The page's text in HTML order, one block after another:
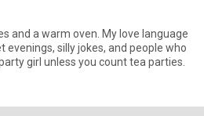
and a warm oven. My love language
evenings, silly jokes, and people who
girl unless you count tea parties.